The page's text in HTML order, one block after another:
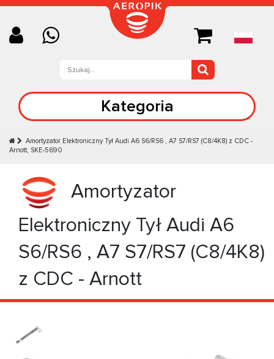
Kategoria
Amortyzator Elektroniczny Tył Audi A6 S6/RS6 , A7 S7/RS7 (C8/4K8) z CDC -
Arnott, SKE-5690
Amortyzator
Elektroniczny Tył Audi A6
S6/RS6 , A7 S7/RS7 (C8/4K8)
z CDC - Arnott